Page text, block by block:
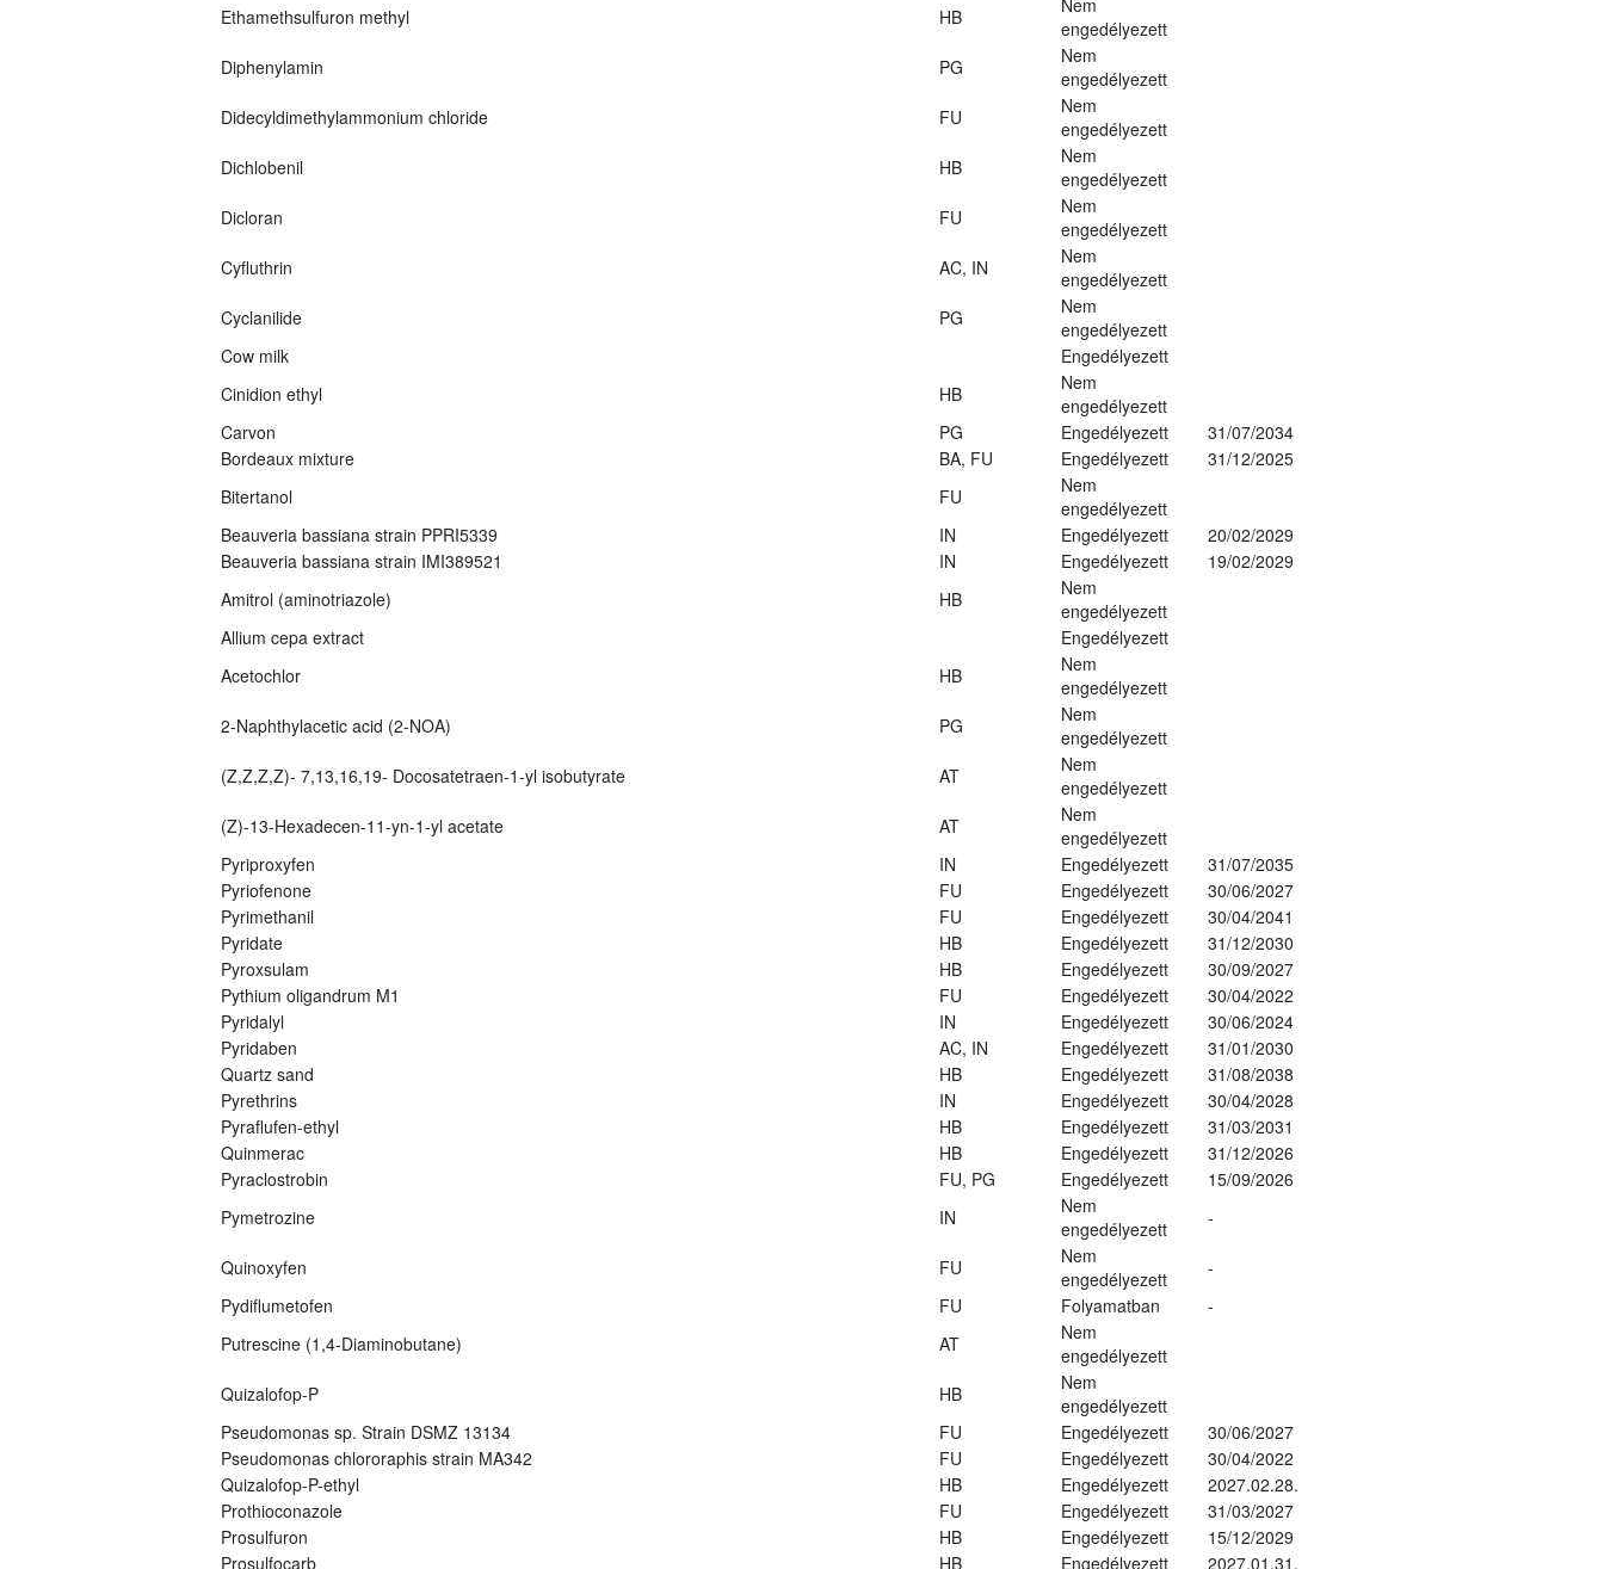
Ethamethsulfuron methyl
HB
engedélyezett
Diphenylamin
PG
Nem
engedélyezett
Didecyldimethylammonium chloride
FU
Nem
engedélyezett
Dichlobenil
HB
Nem
engedélyezett
Dicloran
FU
Nem
engedélyezett
Cyfluthrin
AC, IN
Nem
engedélyezett
Cyclanilide
PG
Nem
engedélyezett
Cow milk
Engedélyezett
Cinidion ethyl
HB
Nem
engedélyezett
Carvon
PG Engedélyezett
31/07/2034
Bordeaux mixture
BA, FU Engedélyezett
31/12/2025
Bitertanol
FU
Nem
engedélyezett
Beauveria bassiana strain PPRI5339
IN Engedélyezett
20/02/2029
Beauveria bassiana strain IMI389521
IN Engedélyezett
19/02/2029
Amitrol (aminotriazole)
HB
Nem
engedélyezett
Allium cepa extract
Engedélyezett
Acetochlor
HB
Nem
engedélyezett
2-Naphthylacetic acid (2-NOA)
PG
Nem
engedélyezett
(Z,Z,Z,Z)- 7,13,16,19- Docosatetraen-1-yl isobutyrate
AT
Nem
engedélyezett
(Z)-13-Hexadecen-11-yn-1-yl acetate
AT
Nem
engedélyezett
Pyriproxyfen
IN Engedélyezett
31/07/2035
Pyriofenone
FU Engedélyezett
30/06/2027
Pyrimethanil
FU Engedélyezett
30/04/2041
Pyridate
HB Engedélyezett
31/12/2030
Pyroxsulam
HB Engedélyezett
30/09/2027
Pythium oligandrum M1
FU Engedélyezett
30/04/2022
Pyridalyl
IN Engedélyezett
30/06/2024
Pyridaben
AC, IN Engedélyezett
31/01/2030
Quartz sand
HB Engedélyezett
31/08/2038
Pyrethrins
IN Engedélyezett
30/04/2028
Pyraflufen-ethyl
HB Engedélyezett
31/03/2031
Quinmerac
HB Engedélyezett
31/12/2026
Pyraclostrobin
FU, PG Engedélyezett
15/09/2026
Pymetrozine
IN
Nem
engedélyezett
-
Quinoxyfen FU
Nem
engedélyezett
-
Pydiflumetofen
FU Folyamatban
-
Putrescine (1,4-Diaminobutane)
AT
Nem
engedélyezett
Quizalofop-P
HB
Nem
engedélyezett
Pseudomonas sp. Strain DSMZ 13134
FU Engedélyezett
30/06/2027
Pseudomonas chlororaphis strain MA342
FU Engedélyezett
30/04/2022
Quizalofop-P-ethyl
HB Engedélyezett
2027.02.28.
Prothioconazole
FU Engedélyezett
31/03/2027
Prosulfuron
HB Engedélyezett
15/12/2029
Prosulfocarb
HB Engedélyezett 2027.01.31.